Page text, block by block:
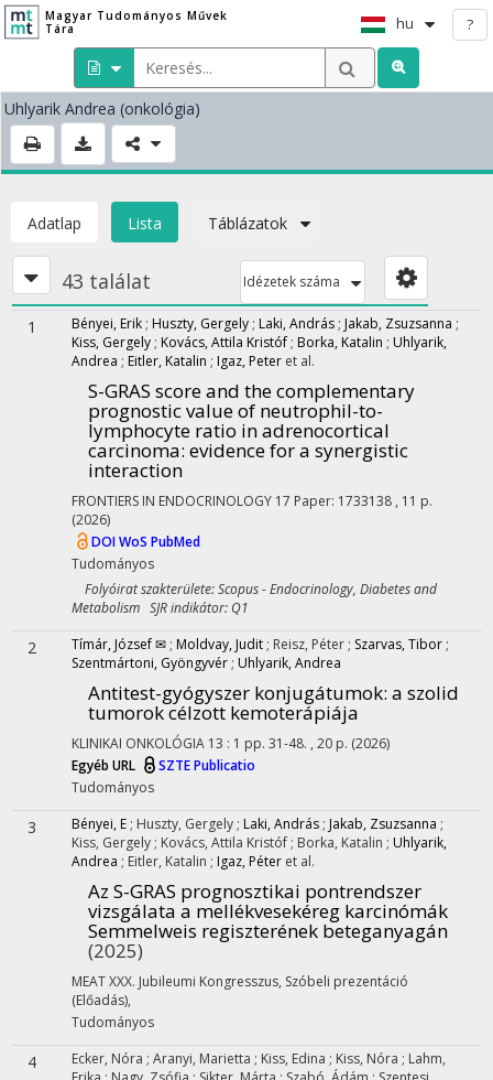
Magyar Tudományos Művek
Tára
hu ?
Uhlyarik Andrea (onkológia)
Adatlap Lista Táblázatok
43 találat Idézetek száma
1 Bényei, Erik ; Huszty, Gergely ; Laki, András ; Jakab, Zsuzsanna ;
Kiss, Gergely ; Kovács, Attila Kristóf ; Borka, Katalin ; Uhlyarik,
Andrea ; Eitler, Katalin ; Igaz, Peter et al.
S-GRAS score and the complementary
prognostic value of neutrophil-to-
lymphocyte ratio in adrenocortical
carcinoma: evidence for a synergistic
interaction
FRONTIERS IN ENDOCRINOLOGY 17 Paper: 1733138 , 11 p.
(2026)
DOIWoS PubMed
Tudományos
Folyóirat szakterülete: Scopus - Endocrinology, Diabetes and
Metabolism SJR indikátor: Q1
2 Tímár, József ✉ ; Moldvay, Judit ; Reisz, Péter ; Szarvas, Tibor ;
Szentmártoni, Gyöngyvér ; Uhlyarik, Andrea
Antitest-gyógyszer konjugátumok: a szolid
tumorok célzott kemoterápiája
KLINIKAI ONKOLÓGIA 13 : 1 pp. 31-48. , 20 p. (2026)
Egyéb URL
SZTE Publicatio
Tudományos
3 Bényei, E ; Huszty, Gergely ; Laki, András ; Jakab, Zsuzsanna ;
Kiss, Gergely ; Kovács, Attila Kristóf ; Borka, Katalin ; Uhlyarik,
Andrea ; Eitler, Katalin ; Igaz, Péter et al.
Az S-GRAS prognosztikai pontrendszer
vizsgálata a mellékvesekéreg karcinómák
Semmelweis regiszterének beteganyagán
(2025)
MEAT XXX. Jubileumi Kongresszus, Szóbeli prezentáció
(Előadás),
Tudományos
4 Ecker, Nóra ; Aranyi, Marietta ; Kiss, Edina ; Kiss, Nóra ; Lahm,